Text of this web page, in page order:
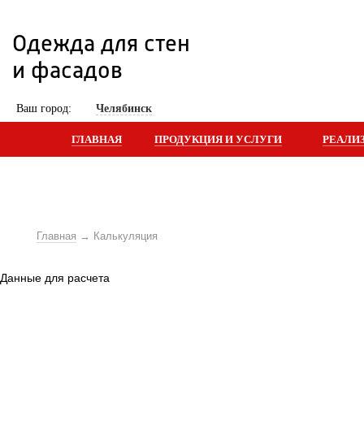
Одежда для стен
и фасадов
Ваш город: Челябинск
ГЛАВНАЯ ПРОДУКЦИЯ И УСЛУГИ
Главная Калькуляция
Данные для расчета